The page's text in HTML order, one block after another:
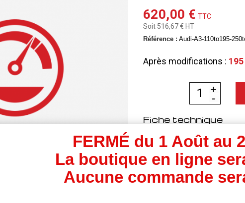
620,00 € TTC
Soit 516,67 € HT
Référence : Audi-A3-110to195-
Après modifications :
Fiche technique
Puissance d'origine
Couple d'origine
Couple modifié
FERMÉ du 1 Août au
La boutique en ligne
Aucune commande